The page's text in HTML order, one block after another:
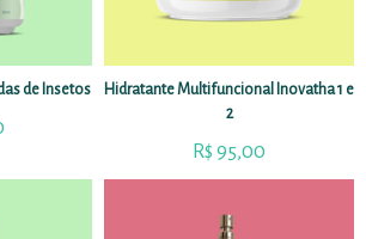
de Insetos
Hidratante Multifuncional Inovatha 1 e
2
R$ 95,00